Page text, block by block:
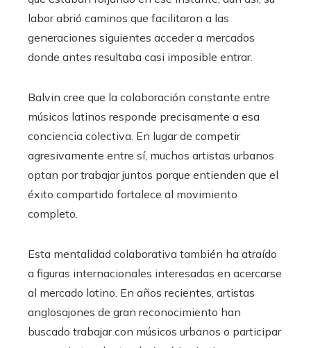
labor abrió caminos que facilitaron a las
generaciones siguientes acceder a mercados
donde antes resultaba casi imposible entrar.
Balvin cree que la colaboración constante entre
músicos latinos responde precisamente a esa
conciencia colectiva. En lugar de competir
agresivamente entre sí, muchos artistas urbanos
optan por trabajar juntos porque entienden que el
éxito compartido fortalece al movimiento
completo.
Esta mentalidad colaborativa también ha atraído
a figuras internacionales interesadas en acercarse
al mercado latino. En años recientes, artistas
anglosajones de gran reconocimiento han
buscado trabajar con músicos urbanos o participar